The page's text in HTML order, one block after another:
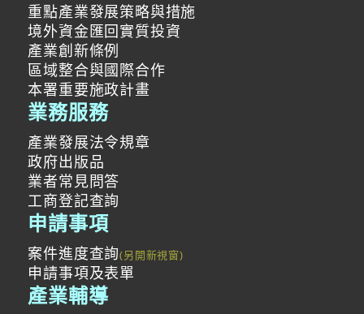
重點產業發展策略與措施
境外資金匯回實質投資
產業創新條例
區域整合與國際合作
本署重要施政計畫
業務服務
產業發展法令規章
政府出版品
業者常見問答
工商登記查詢
申請事項
案件進度查詢
申請事項及表單
產業輔導